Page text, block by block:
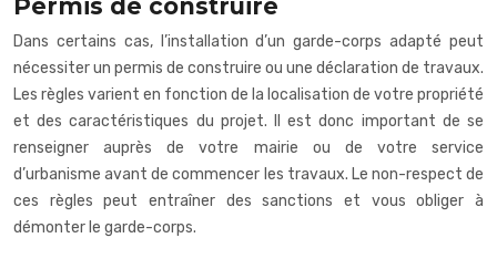
Permis de construire
Dans certains cas, l’installation d’un garde-corps adapté peut
nécessiter un permis de construire ou une déclaration de travaux.
Les règles varient en fonction de la localisation de votre propriété
et des caractéristiques du projet. Il est donc important de se
renseigner auprès de votre mairie ou de votre service
d’urbanisme avant de commencer les travaux. Le non-respect de
ces règles peut entraîner des sanctions et vous obliger à
démonter le garde-corps.